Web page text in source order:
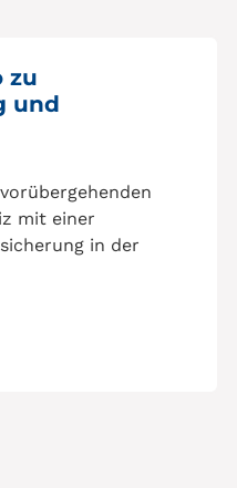
zu
und
mit einer
in der